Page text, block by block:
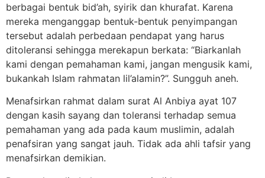
berbagai bentuk bid’ah, syirik dan khurafat. Karena
mereka menganggap bentuk-bentuk penyimpangan
tersebut adalah perbedaan pendapat yang harus
ditoleransi sehingga merekapun berkata: “Biarkanlah
kami dengan pemahaman kami, jangan mengusik kami,
bukankah Islam rahmatan lil’alamin?”. Sungguh aneh.
Menafsirkan rahmat dalam surat Al Anbiya ayat 107
dengan kasih sayang dan toleransi terhadap semua
pemahaman yang ada pada kaum muslimin, adalah
penafsiran yang sangat jauh. Tidak ada ahli tafsir yang
menafsirkan demikian.